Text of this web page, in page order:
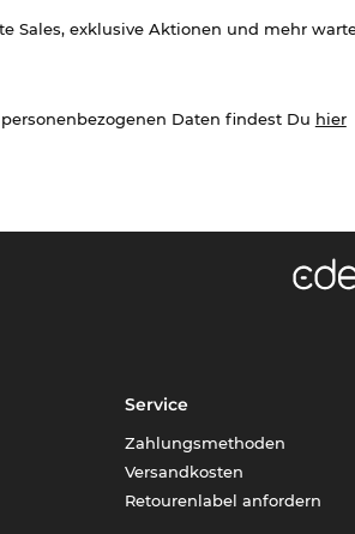
Sales, exklusive Aktionen und mehr
Daten findest Du hier
Service
Zahlungsmethoden
Versandkosten
Retourenlabel anfordern